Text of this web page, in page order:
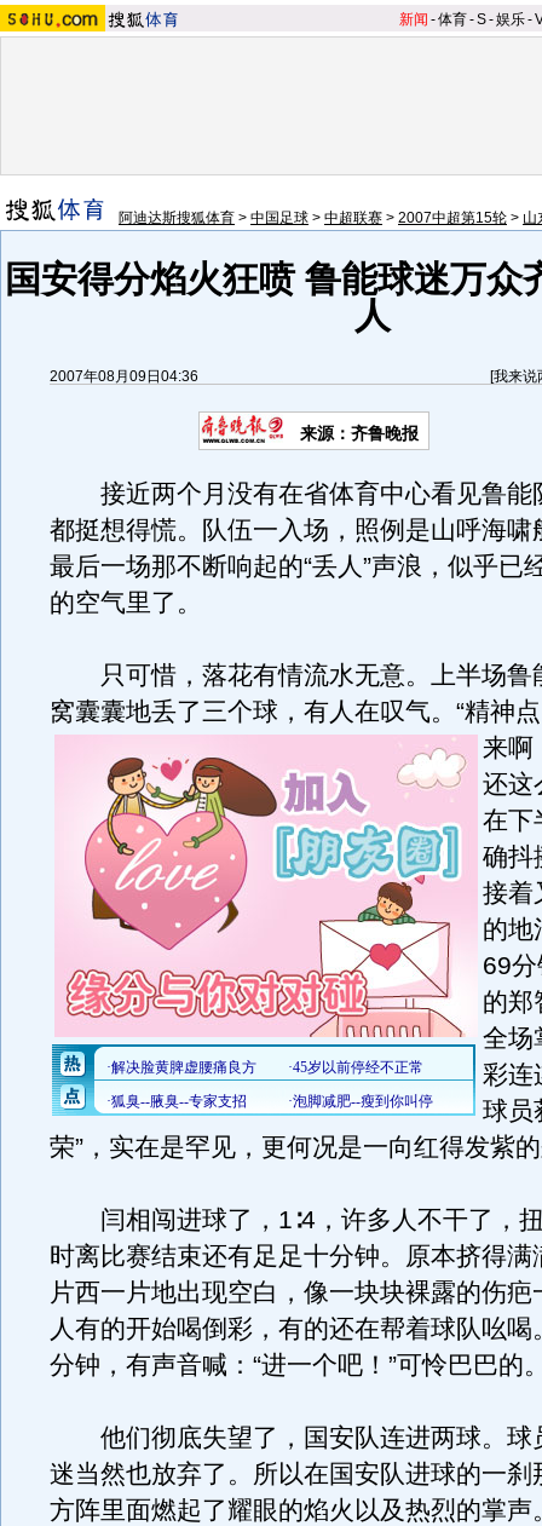
新闻 -体育-S-娱乐-
阿迪达斯搜狐体育 > 中国足球 > 中超联赛 > 2007中超第15轮 > 山
国安得分焰火狂喷 鲁能球迷万众
人
2007年08月09日04:36 [我来说
来源：齐鲁晚报
接近两个月没有在省体育中心看见鲁能
都挺想得慌。队伍一入场，照例是山呼海啸
最后一场那不断响起的“丢人”声浪，似乎已
的空气里了。
只可惜，落花有情流水无意。上半场鲁
窝囊囊地丢了三个球，有人在叹气。 “精神
来啊
还这
在下
确抖
接着
的地
69
的郑
全场
彩连
球员
荣”，实在是罕见，更何况是一向红得发紫
闫相闯进球了，1∶4，许多人不干了，
时离比赛结束还有足足十分钟。原本挤得满
片西一片地出现空白，像一块块裸露的伤疤
人有的开始喝倒彩，有的还在帮着球队吆喝
分钟，有声音喊：“进一个吧！”可怜巴巴的
他们彻底失望了，国安队连进两球。球
迷当然也放弃了。所以在国安队进球的一刹
方阵里面燃起了耀眼的焰火以及热烈的掌声